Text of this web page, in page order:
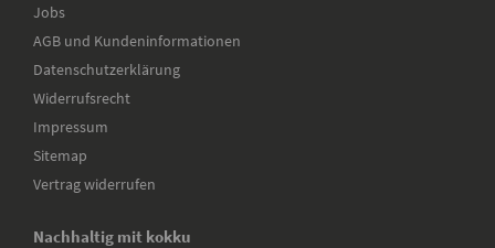
Jobs
AGB und Kundeninformationen
Datenschutzerklärung
Widerrufsrecht
Impressum
Sitemap
Vertrag widerrufen
Nachhaltig mit kokku